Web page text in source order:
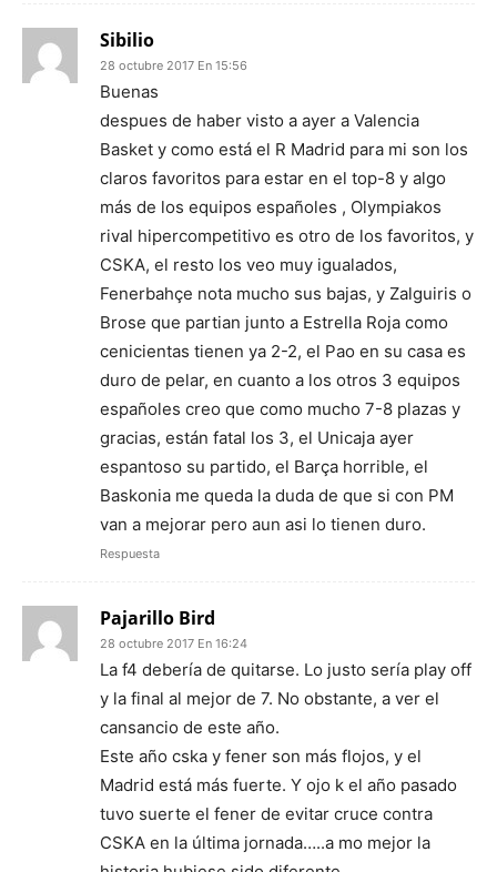
Sibilio
28 octubre 2017 En 15:56
Buenas
despues de haber visto a ayer a Valencia
Basket y como está el R Madrid para mi son los
claros favoritos para estar en el top-8 y algo
más de los equipos españoles , Olympiakos
rival hipercompetitivo es otro de los favoritos, y
CSKA, el resto los veo muy igualados,
Fenerbahçe nota mucho sus bajas, y Zalguiris o
Brose que partian junto a Estrella Roja como
cenicientas tienen ya 2-2, el Pao en su casa es
duro de pelar, en cuanto a los otros 3 equipos
españoles creo que como mucho 7-8 plazas y
gracias, están fatal los 3, el Unicaja ayer
espantoso su partido, el Barça horrible, el
Baskonia me queda la duda de que si con PM
van a mejorar pero aun asi lo tienen duro.
Respuesta
Pajarillo Bird
28 octubre 2017 En 16:24
La f4 debería de quitarse. Lo justo sería play off
y la final al mejor de 7. No obstante, a ver el
cansancio de este año.
Este año cska y fener son más flojos, y el
Madrid está más fuerte. Y ojo k el año pasado
tuvo suerte el fener de evitar cruce contra
CSKA en la última jornada…..a mo mejor la